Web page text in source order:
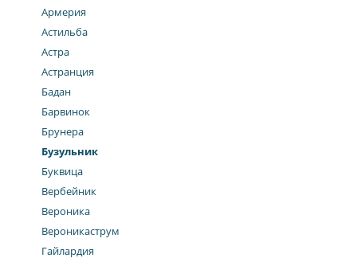
Армерия
Астильба
Астра
Астранция
Бадан
Барвинок
Брунера
Бузульник
Буквица
Вербейник
Вероника
Вероникаструм
Гайлардия